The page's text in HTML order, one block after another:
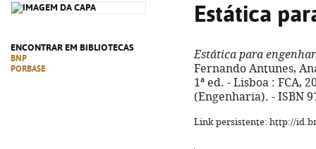
ENCONTRAR EM BIBLIOTECAS
BNP
PORBASE
Estática
Estática para
Fernando Antunes,
1ª ed. - Lisboa : FCA,
(Engenharia). - ISBN
Link persistente: http://